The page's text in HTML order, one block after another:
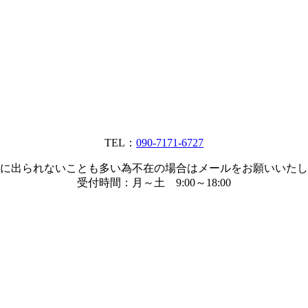
TEL： 090-7171-6727
出られないことも多い為不在の場合はメールをお願いいた
受付時間：月～土 9:00～18:00